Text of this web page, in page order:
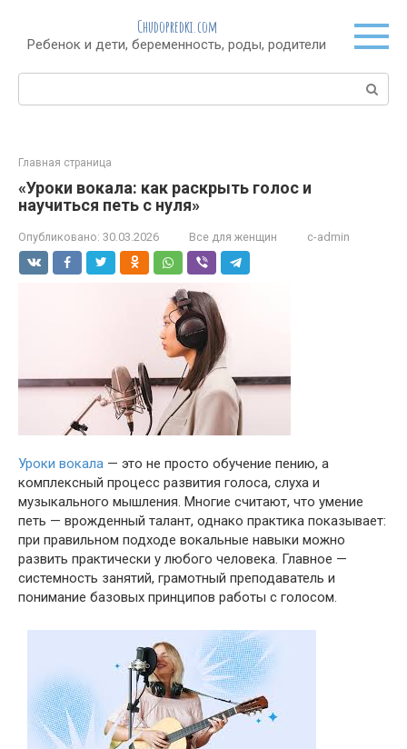
контенту
Chudopredki.com
Ребенок и дети, беременность, роды, родители
Поиск:
Главная страница
«Уроки вокала: как раскрыть голос и
научиться петь с нуля»
Опубликовано: 30.03.2026 Все для женщин c-admin
Уроки вокала — это не просто обучение пению, а
комплексный процесс развития голоса, слуха и
музыкального мышления. Многие считают, что умение
петь — врожденный талант, однако практика показывает:
при правильном подходе вокальные навыки можно
развить практически у любого человека. Главное —
системность занятий, грамотный преподаватель и
понимание базовых принципов работы с голосом.